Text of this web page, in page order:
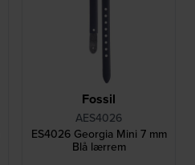
Fossil
AES4026
ES4026 Georgia Mini 7 mm
Blå lærrem